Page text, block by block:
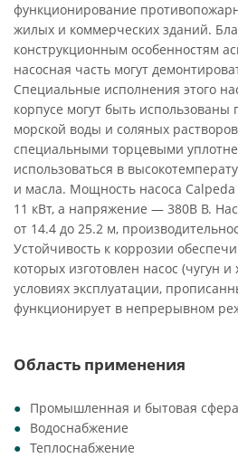
функционирование
жилых и коммерческих зданий.
конструкционным особенностям
насосная часть могут
Специальные исполнения этого
корпусе могут быть
морской воды и соляных
специальными торцевыми
использоваться в
и масла. Мощность насоса Calpeda
11 кВт, а напряжение — 380В В.
от 14.4 до 25.2 м,
Устойчивость к коррозии
которых изготовлен насос (чугун
условиях эксплуатации,
функционирует в непрерывном
Область применения
Промышленная и бытовая сфера
Водоснабжение
Теплоснабжение